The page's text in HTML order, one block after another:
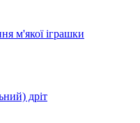
м'якої іграшки
дріт